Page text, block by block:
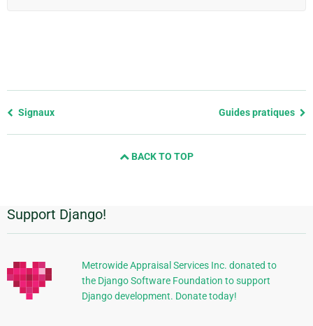
Previous
Signaux Guides pratiques
BACK TO TOP
Informations
supplémentaires
Support Django!
Metrowide Appraisal Services Inc. donated to
the Django Software Foundation to support
Django development. Donate today!